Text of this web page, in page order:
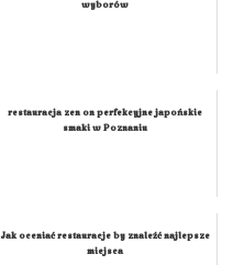
wyborów
restauracja zen on perfekcyjne japońskie
smaki w Poznaniu
Jak oceniać restauracje by znaleźć najlepsze
miejsca